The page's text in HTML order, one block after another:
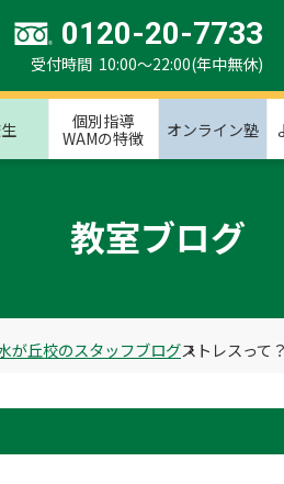
0120-20-7733
受付時間 10:00～22:00(年中無休)
個別指導
WAMの特徴
オンライン塾
教室ブログ
が丘校のスタッフブログストレスって